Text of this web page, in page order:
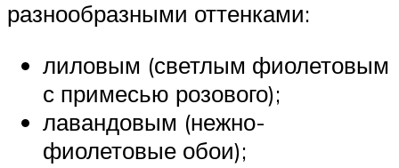
разнообразными оттенками:
лиловым (светлым фиолетовым
с примесью розового);
лавандовым (нежно-
фиолетовые обои);